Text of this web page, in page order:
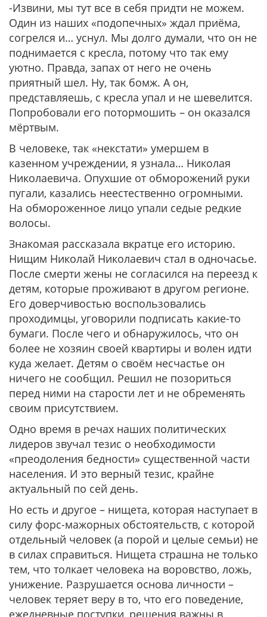
-Извини, мы тут все в себя придти не можем.
Один из наших «подопечных» ждал приёма,
согрелся и… уснул. Мы долго думали, что он не
поднимается с кресла, потому что так ему
уютно. Правда, запах от него не очень
приятный шел. Ну, так бомж. А он,
представляешь, с кресла упал и не шевелится.
Попробовали его потормошить – он оказался
мёртвым.
В человеке, так «некстати» умершем в
казенном учреждении, я узнала… Николая
Николаевича. Опухшие от обморожений руки
пугали, казались неестественно огромными.
На обмороженное лицо упали седые редкие
волосы.
Знакомая рассказала вкратце его историю.
Нищим Николай Николаевич стал в одночасье.
После смерти жены не согласился на переезд к
детям, которые проживают в другом регионе.
Его доверчивостью воспользовались
проходимцы, уговорили подписать какие-то
бумаги. После чего и обнаружилось, что он
более не хозяин своей квартиры и волен идти
куда желает. Детям о своём несчастье он
ничего не сообщил. Решил не позориться
перед ними на старости лет и не обременять
своим присутствием.
Одно время в речах наших политических
лидеров звучал тезис о необходимости
«преодоления бедности» существенной части
населения. И это верный тезис, крайне
актуальный по сей день.
Но есть и другое – нищета, которая наступает в
силу форс-мажорных обстоятельств, с которой
отдельный человек (а порой и целые семьи) не
в силах справиться. Нищета страшна не только
тем, что толкает человека на воровство, ложь,
унижение. Разрушается основа личности –
человек теряет веру в то, что его поведение,
ежедневные поступки, решения важны в